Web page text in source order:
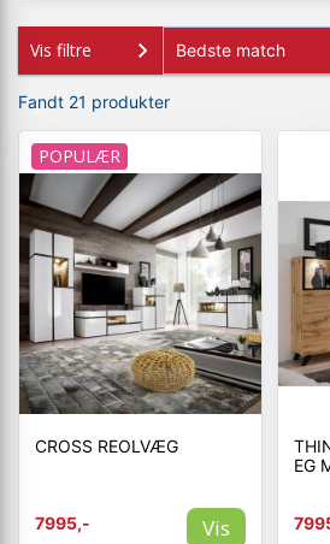
Vis filtre
Fandt 21 produkter
POPULÆR
CROSS REOLVÆG
7995,- Vis
EG